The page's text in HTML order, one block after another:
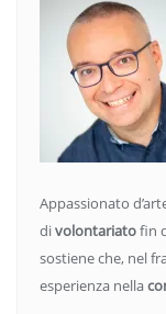
Appassionato
divolontariatofin
sostiene che, nel
esperienza nella